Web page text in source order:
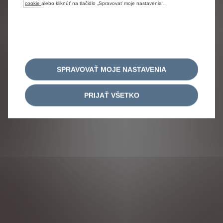
cookie alebo kliknúť na tlačidlo „Spravovať moje nastavenia“.
SPRAVOVAŤ MOJE NASTAVENIA
PRIJAŤ VŠETKO